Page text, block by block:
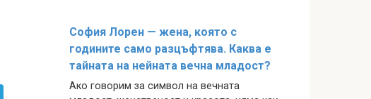
София Лорен — жена, която с
годините само разцъфтява. Каква е
тайната на нейната вечна младост?
Ако говорим за символ на вечната